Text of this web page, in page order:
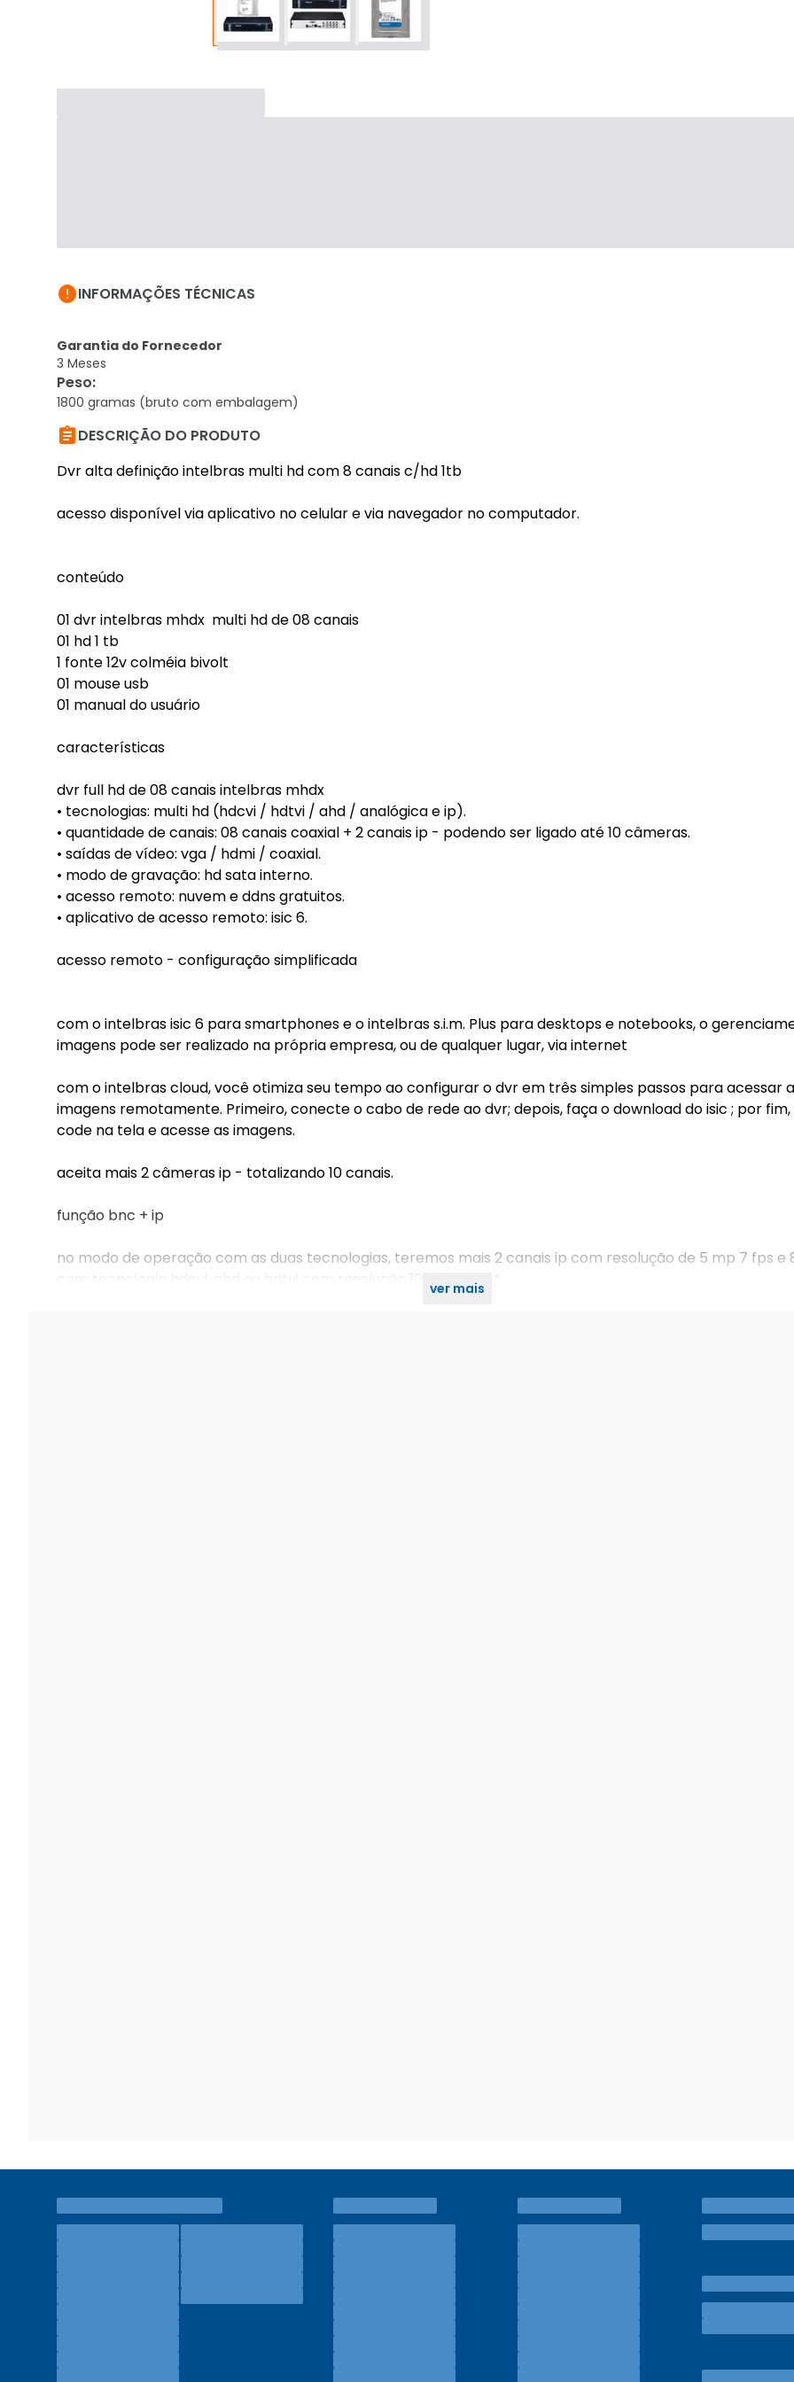
INFORMAÇÕES TÉCNICAS
Garantia do Fornecedor
3 Meses
Peso:
1800 gramas (bruto com embalagem)
DESCRIÇÃO DO PRODUTO
Dvr alta definição intelbras multi hd com 8 canais c/hd 1tb
acesso disponível via aplicativo no celular e via navegador no computador.
conteúdo
01 dvr intelbras mhdx multi hd de 08 canais
01 hd 1 tb
1 fonte 12v colméia bivolt
01 mouse usb
01 manual do usuário
características
dvr full hd de 08 canais intelbras mhdx
• tecnologias: multi hd (hdcvi / hdtvi / ahd / analógica e ip).
• quantidade de canais: 08 canais coaxial + 2 canais ip - podendo ser ligado até 10 câmeras.
• saídas de vídeo: vga / hdmi / coaxial.
• modo de gravação: hd sata interno.
• acesso remoto: nuvem e ddns gratuitos.
• aplicativo de acesso remoto: isic 6.
acesso remoto - configuração simplificada
com o intelbras isic 6 para smartphones e o intelbras s.i.m. Plus para desktops e notebooks, o
imagens pode ser realizado na própria empresa, ou de qualquer lugar, via internet
com o intelbras cloud, você otimiza seu tempo ao configurar o dvr em três simples passos para acessar
imagens remotamente. Primeiro, conecte o cabo de rede ao dvr; depois, faça o download do isic ; por fim,
code na tela e acesse as imagens.
aceita mais 2 câmeras ip - totalizando 10 canais.
função bnc + ip
no modo de operação com as duas tecnologias, teremos mais 2 canais ip com resolução de 5 mp 7 fps e
com tecnologia hdcvi, ahd ou hdtvi com resolução 1080n 12 fps.*
ver mais